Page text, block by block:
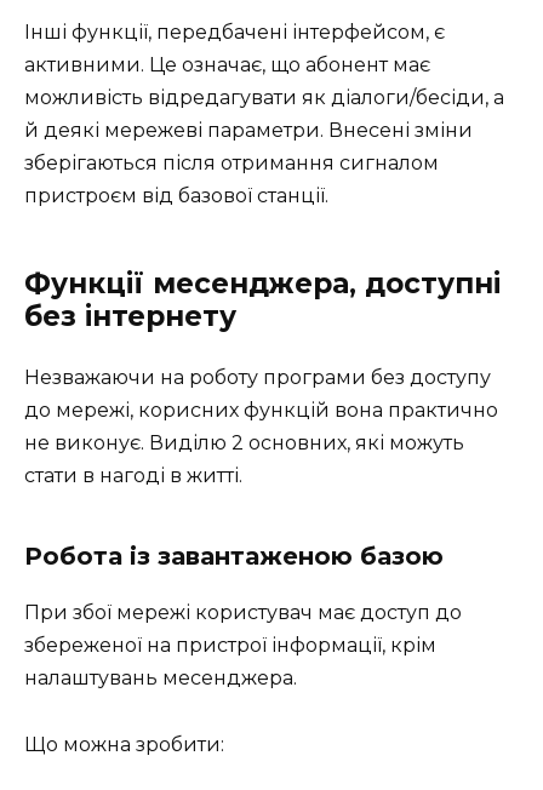
Інші функції, передбачені інтерфейсом, є
активними. Це означає, що абонент має
можливість відредагувати як діалоги/бесіди, а
й деякі мережеві параметри. Внесені зміни
зберігаються після отримання сигналом
пристроєм від базової станції.
Функції месенджера, доступні
без інтернету
Незважаючи на роботу програми без доступу
до мережі, корисних функцій вона практично
не виконує. Виділю 2 основних, які можуть
стати в нагоді в житті.
Робота із завантаженою базою
При збої мережі користувач має доступ до
збереженої на пристрої інформації, крім
налаштувань месенджера.
Що можна зробити: